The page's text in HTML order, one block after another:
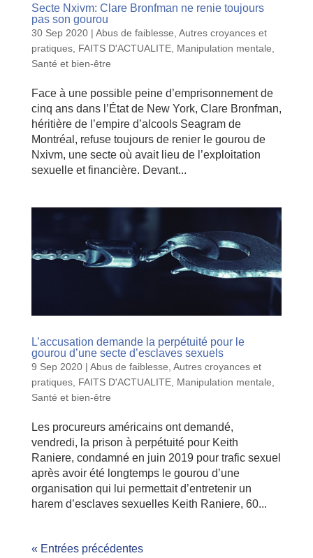
Secte Nxivm: Clare Bronfman ne renie toujours
pas son gourou
30 Sep 2020| Abus de faiblesse Autres croyances et
pratiques, FAITS D'ACTUALITE, Manipulation mentale
Santé et bien-être
Face à une possible peine d’emprisonnement de
cinq ans dans l’État de New York, Clare Bronfman,
héritière de l’empire d’alcools Seagram de
Montréal, refuse toujours de renier le gourou de
Nxivm, une secte où avait lieu de l’exploitation
sexuelle et financière. Devant...
L’accusation demande la perpétuité pour le
gourou d’une secte d’esclaves sexuels
9 Sep 2020| Abus de faiblesse, Autres croyances et
pratiques, FAITS D'ACTUALITE, Manipulation mentale,
Santé et bien-être
Les procureurs américains ont demandé,
vendredi, la prison à perpétuité pour Keith
Raniere, condamné en juin 2019 pour trafic sexuel
après avoir été longtemps le gourou d’une
organisation qui lui permettait d’entretenir un
harem d’esclaves sexuelles Keith Raniere, 60...
« Entrées précédentes